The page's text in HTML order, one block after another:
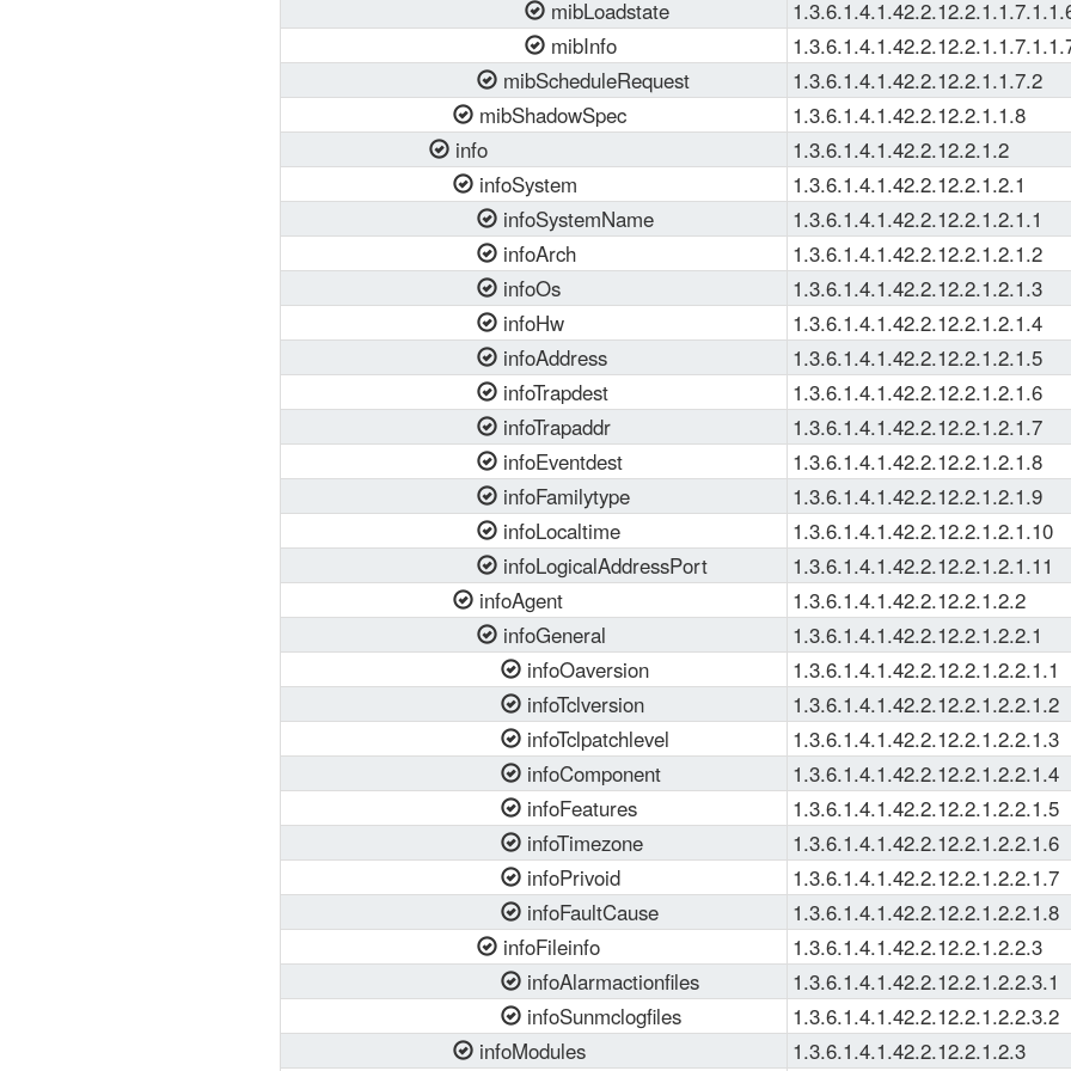
mibLoadstate
mibInfo
mibScheduleRequest
1.3.6.1.4.1.42.2.12.2.1.1.7.2
mibShadowSpec
1.3.6.1.4.1.42.2.12.2.1.1.8
info
1.3.6.1.4.1.42.2.12.2.1.2
infoSystem
1.3.6.1.4.1.42.2.12.2.1.2.1
infoSystemName
1.3.6.1.4.1.42.2.12.2.1.2.1.1
infoArch
1.3.6.1.4.1.42.2.12.2.1.2.1.2
infoOs
1.3.6.1.4.1.42.2.12.2.1.2.1.3
infoHw
1.3.6.1.4.1.42.2.12.2.1.2.1.4
infoAddress
1.3.6.1.4.1.42.2.12.2.1.2.1.5
infoTrapdest
1.3.6.1.4.1.42.2.12.2.1.2.1.6
infoTrapaddr
1.3.6.1.4.1.42.2.12.2.1.2.1.7
infoEventdest
1.3.6.1.4.1.42.2.12.2.1.2.1.8
infoFamilytype
1.3.6.1.4.1.42.2.12.2.1.2.1.9
infoLocaltime
1.3.6.1.4.1.42.2.12.2.1.2.1.10
infoLogicalAddressPort
1.3.6.1.4.1.42.2.12.2.1.2.1.11
infoAgent
1.3.6.1.4.1.42.2.12.2.1.2.2
infoGeneral
1.3.6.1.4.1.42.2.12.2.1.2.2.1
infoOaversion
1.3.6.1.4.1.42.2.12.2.1.2.2.1.1
infoTclversion
1.3.6.1.4.1.42.2.12.2.1.2.2.1.2
infoTclpatchlevel
1.3.6.1.4.1.42.2.12.2.1.2.2.1.3
infoComponent
1.3.6.1.4.1.42.2.12.2.1.2.2.1.4
infoFeatures
1.3.6.1.4.1.42.2.12.2.1.2.2.1.5
infoTimezone
1.3.6.1.4.1.42.2.12.2.1.2.2.1.6
infoPrivoid
1.3.6.1.4.1.42.2.12.2.1.2.2.1.7
infoFaultCause
1.3.6.1.4.1.42.2.12.2.1.2.2.1.8
infoFileinfo
1.3.6.1.4.1.42.2.12.2.1.2.2.3
infoAlarmactionfiles
1.3.6.1.4.1.42.2.12.2.1.2.2.3.1
infoSunmclogfiles
1.3.6.1.4.1.42.2.12.2.1.2.2.3.2
infoModules
1.3.6.1.4.1.42.2.12.2.1.2.3